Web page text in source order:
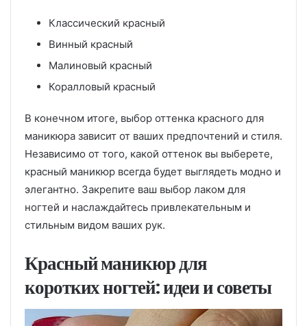
Классический красный
Винный красный
Малиновый красный
Коралловый красный
В конечном итоге, выбор оттенка красного для
маникюра зависит от ваших предпочтений и стиля.
Независимо от того, какой оттенок вы выберете,
красный маникюр всегда будет выглядеть модно и
элегантно. Закрепите ваш выбор лаком для
ногтей и наслаждайтесь привлекательным и
стильным видом ваших рук.
Красный маникюр для
коротких ногтей: идеи и советы